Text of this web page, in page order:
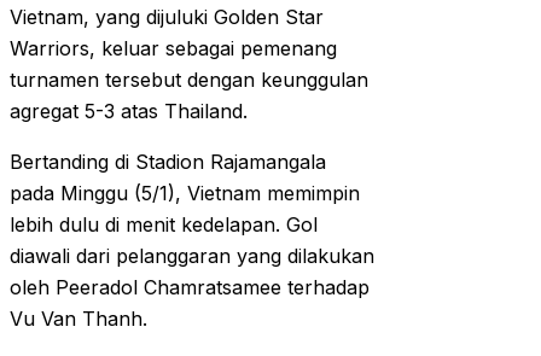
Vietnam, yang dijuluki Golden Star
Warriors, keluar sebagai pemenang
turnamen tersebut dengan keunggulan
agregat 5-3 atas Thailand.
Bertanding di Stadion Rajamangala
pada Minggu (5/1), Vietnam memimpin
lebih dulu di menit kedelapan. Gol
diawali dari pelanggaran yang dilakukan
oleh Peeradol Chamratsamee terhadap
Vu Van Thanh.